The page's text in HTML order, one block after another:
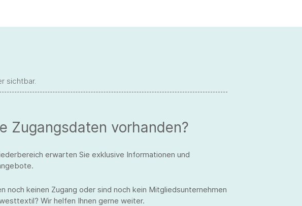
sichtbar.
Zugangsdaten vorhanden?
erwarten Sie exklusive Informationen und
noch keinen Zugang oder sind noch kein Mitgliedsunternehmen
Wir helfen Ihnen gerne weiter.